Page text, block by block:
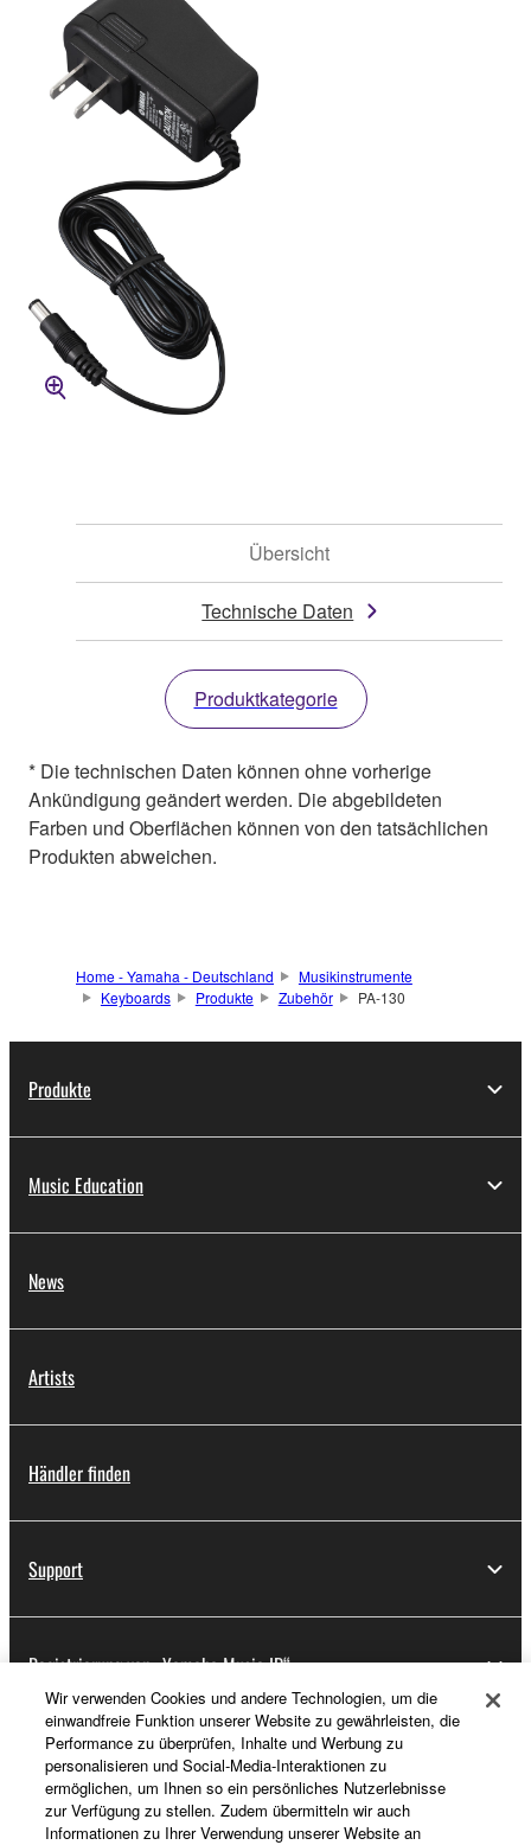
Übersicht
Technische Daten
Produktkategorie
* Die technischen Daten können ohne vorherige
Ankündigung geändert werden. Die abgebildeten
Farben und Oberflächen können von den tatsächlichen
Produkten abweichen.
Home - Yamaha - Deutschland
Musikinstrumente
Keyboards
Produkte Zubehör PA-130
Produkte
Music Education
News
Artists
Händler finden
Support
Registrierung von „Yamaha Music ID“
Über Yamaha
Wir verwenden Cookies und andere Technologien, um die
einwandfreie Funktion unserer Website zu gewährleisten, die
Performance zu überprüfen, Inhalte und Werbung zu
personalisieren und Social-Media-Interaktionen zu
ermöglichen, um Ihnen so ein persönliches Nutzerlebnisse
zur Verfügung zu stellen. Zudem übermitteln wir auch
Informationen zu Ihrer Verwendung unserer Website an